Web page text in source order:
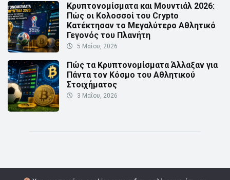
Κρυπτονομίσματα και Μουντιάλ 2026:
Πώς οι Κολοσσοί του Crypto
Κατέκτησαν το Μεγαλύτερο Αθλητικό
Γεγονός του Πλανήτη
5 Μαΐου, 2026
Πώς τα Κρυπτονομίσματα Άλλαξαν για
Πάντα τον Κόσμο του Αθλητικού
Στοιχήματος
3 Μαΐου, 2026